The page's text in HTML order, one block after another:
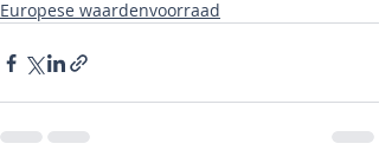
Europese waardenvoorraad